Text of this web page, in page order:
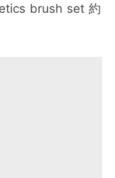
brush set 約